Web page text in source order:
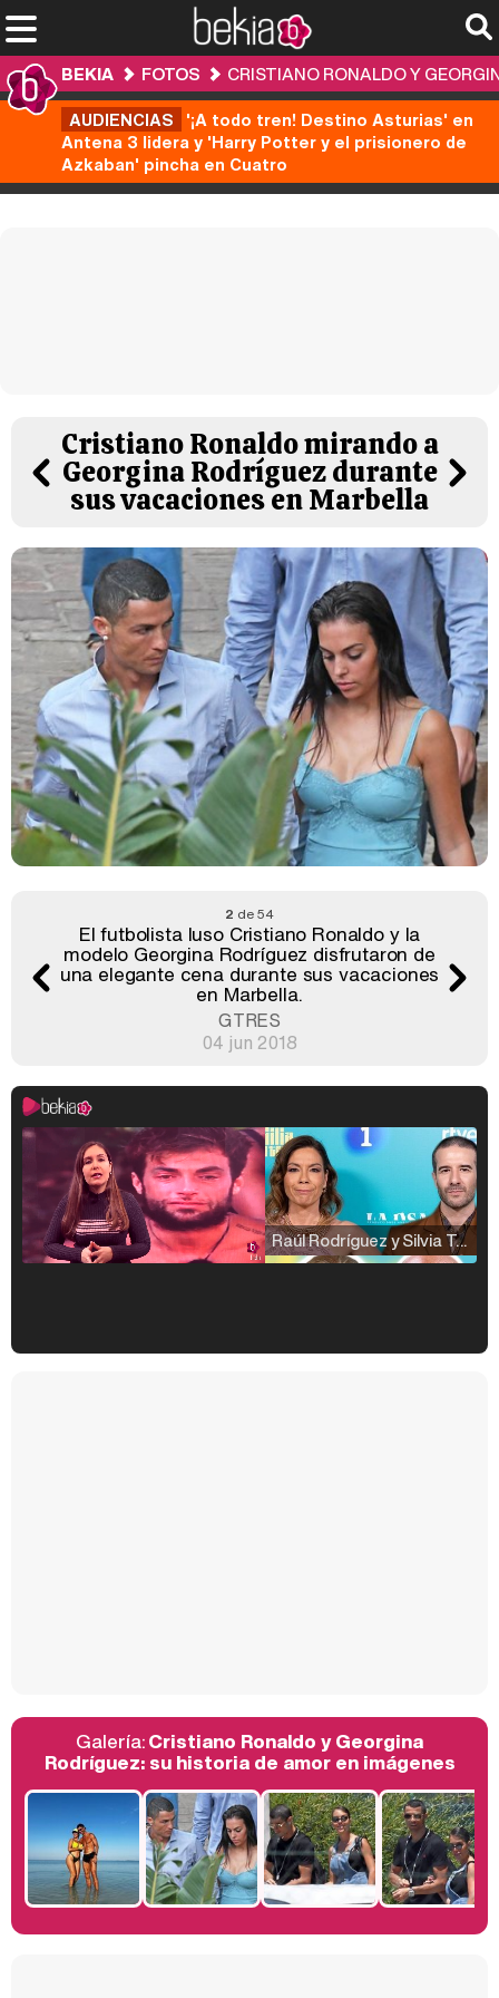
BEKIA FOTOS
CRISTIANO RONALDO Y
AUDIENCIAS '¡A todo tren! Destino Asturias' en
Antena 3 lidera y 'Harry Potter y el prisionero de
Azkaban' pincha en Cuatro
Cristiano Ronaldo mirando a
Georgina Rodríguez durante
sus vacaciones en Marbella
2 de 54
El futbolista luso Cristiano Ronaldo y la
modelo Georgina Rodríguez disfrutaron de
una elegante cena durante sus vacaciones
en Marbella.
GTRES
04 jun 2018
Raúl Rodríguez y Silvia Taulés nos cuentan su papel en 'La familia de la tele'
Manu Baqueiro: "Tuve como referente a Bruce Willis en 'Luz de Luna' para mi trabajo en la serie 'Perdiendo el juicio'"
Galería:Cristiano Ronaldo y Georgina
Rodríguez: su historia de amor en imágenes